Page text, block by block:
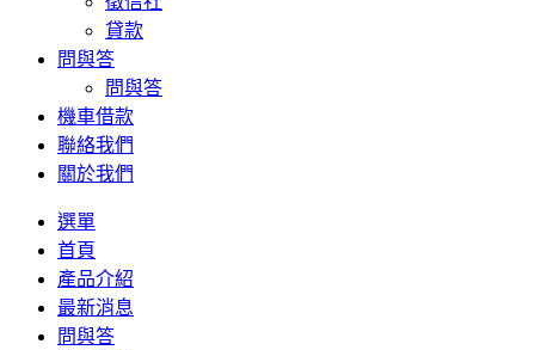
貸款
問與答
問與答
機車借款
聯絡我們
關於我們
選單
首頁
產品介紹
最新消息
問與答